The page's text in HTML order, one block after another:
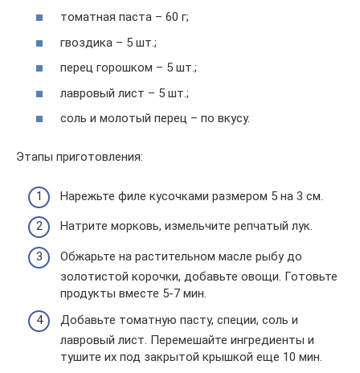
томатная паста – 60 г;
гвоздика – 5 шт.;
перец горошком – 5 шт.;
лавровый лист – 5 шт.;
соль и молотый перец – по вкусу.
Этапы приготовления:
Нарежьте филе кусочками размером 5 на 3 см.
Натрите морковь, измельчите репчатый лук.
Обжарьте на растительном масле рыбу до
золотистой корочки, добавьте овощи. Готовьте
продукты вместе 5-7 мин.
Добавьте томатную пасту, специи, соль и
лавровый лист. Перемешайте ингредиенты и
тушите их под закрытой крышкой еще 10 мин.